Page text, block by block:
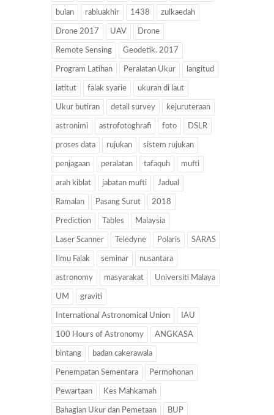
bulan rabiuakhir 1438 zulkaedah
Drone 2017 UAV Drone
Remote Sensing Geodetik. 2017
Program Latihan Peralatan Ukur langitud
latitut falak syarie ukuran di laut
Ukur butiran detail survey kejuruteraan
astronimi astrofotoghrafi foto DSLR
proses data rujukan sistem rujukan
penjagaan peralatan tafaquh mufti
arah kiblat jabatan mufti Jadual
Ramalan Pasang Surut 2018
Prediction Tables Malaysia
Laser Scanner Teledyne Polaris SARAS
Ilmu Falak seminar nusantara
astronomy masyarakat Universiti Malaya
UM graviti
International Astronomical Union IAU
100 Hours of Astronomy ANGKASA
bintang badan cakerawala
Penempatan Sementara Permohonan
Pewartaan Kes Mahkamah
Bahagian Ukur dan Pemetaan BUP